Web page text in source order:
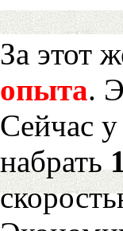
За этот
опыта.
Сейчас
набрать